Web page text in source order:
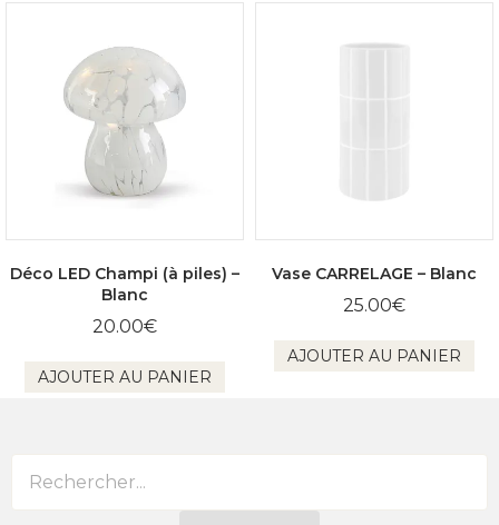
Déco LED Champi (à piles) –
Blanc
20.00€
AJOUTER AU PANIER
Vase CARRELAGE – Blanc
25.00€
AJOUTER AU PANIER